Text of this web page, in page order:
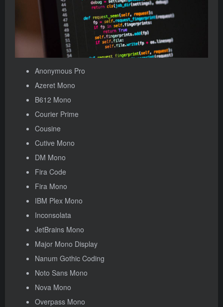
Anonymous Pro
Azeret Mono
B612 Mono
Courier Prime
Cousine
Cutive Mono
DM Mono
Fira Code
Fira Mono
IBM Plex Mono
Inconsolata
JetBrains Mono
Major Mono Display
Nanum Gothic Coding
Noto Sans Mono
Nova Mono
Overpass Mono